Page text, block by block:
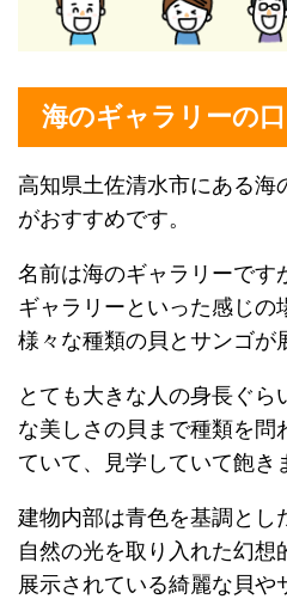
海のギャラリーの口
高知県土佐清水市にある海
がおすすめです。
名前は海のギャラリーです
ギャラリーといった感じの
様々な種類の貝とサンゴが
とても大きな人の身長ぐら
な美しさの貝まで種類を問
ていて、見学していて飽き
建物内部は青色を基調とし
自然の光を取り入れた幻想
展示されている綺麗な貝や